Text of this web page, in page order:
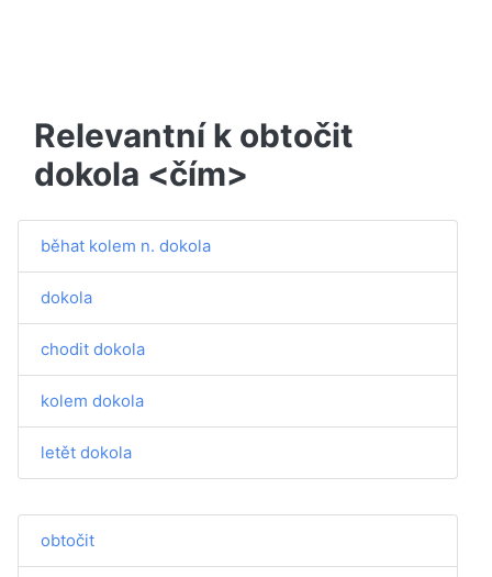
Relevantní k obtočit
dokola <čím>
běhat kolem n. dokola
dokola
chodit dokola
kolem dokola
letět dokola
obtočit